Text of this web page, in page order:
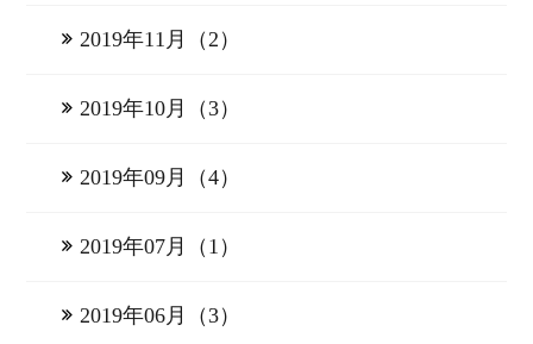
2019年11月（2）
2019年10月（3）
2019年09月（4）
2019年07月（1）
2019年06月（3）